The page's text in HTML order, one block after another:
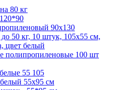
80 кг
90х130
50 кг, 10 штук, 105x55 см,
цвет белый
полипропиленовые 100 шт
55 105
55х95 см